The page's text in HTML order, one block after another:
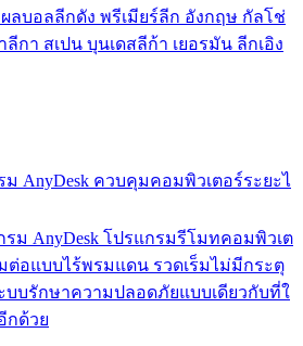
ลบอลลีกดัง พรีเมียร์ลีก อังกฤษ กัลโช่
ลีกา สเปน บุนเดสลีก้า เยอรมัน ลีกเอิง
ม AnyDesk ควบคุมคอมพิวเตอร์ระยะไ
ม AnyDesk โปรแกรมรีโมทคอมพิวเต
ต่อแบบไร้พรมแดน รวดเร็มไม่มีกระตุ
บรักษาความปลอดภัยแบบเดียวกับที่ใ
กด้วย